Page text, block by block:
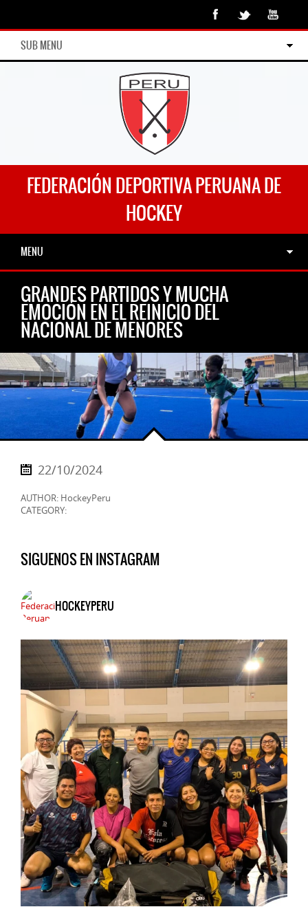
SUB MENU
FEDERACIÓN DEPORTIVA PERUANA DE
HOCKEY
MENU
GRANDES PARTIDOS Y MUCHA
EMOCIÓN EN EL REINICIO DEL
NACIONAL DE MENORES
22/10/2024
AUTHOR: HockeyPeru
CATEGORY:
SIGUENOS EN INSTAGRAM
HOCKEYPERU